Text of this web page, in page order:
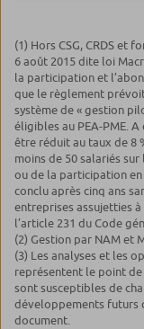
(1) Hors CSG, CRDS et
6 août 2015 dite loi
la participation et
que le règlement
système de « gestion
éligibles au PEA-PME.
être réduit au taux de 8
moins de 50 salariés
ou de la participation
conclu après cinq ans
entreprises assujetties
l’article 231 du Code
(2) Gestion par NAM et
(3) Les analyses et les
représentent le point
sont susceptibles de
développements futurs
document.